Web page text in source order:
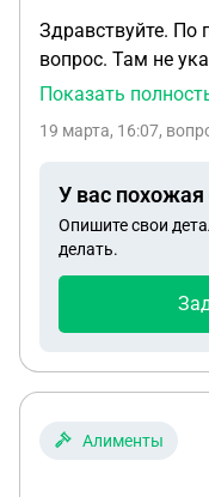
Здравствуйте. По
вопрос. Там не
возместить
ли это
ненадлежащем
платить? И если
работу и потом
Показать
19 марта, 16:07,
У вас похожая
Опишите свои
делать.
Алименты